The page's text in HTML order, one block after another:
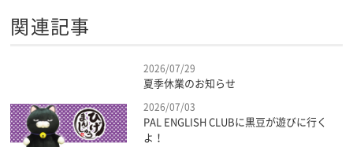
関連記事
2026/07/29
夏季休業のお知らせ
2026/07/03
PAL ENGLISH CLUBに黒豆が遊びに行く
よ！